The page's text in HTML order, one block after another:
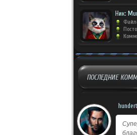
Ник:
ПОСЛЕДНИЕ